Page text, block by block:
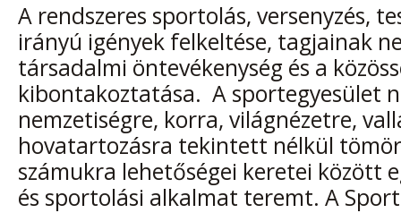
A rendszeres sportolás, versenyzés,
irányú igények felkeltése, tagjainak
társadalmi öntevékenység és a
kibontakoztatása. A sportegyesület
nemzetiségre, korra, világnézetre,
hovatartozásra tekintett nélkül
számukra lehetőségei keretei között
és sportolási alkalmat teremt. A